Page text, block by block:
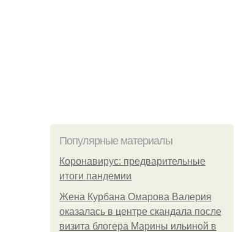
Популярные материалы
Коронавирус: предварительные
итоги пандемии
Жена Курбана Омарова Валерия
оказалась в центре скандала после
визита блогера Марины ильиной в